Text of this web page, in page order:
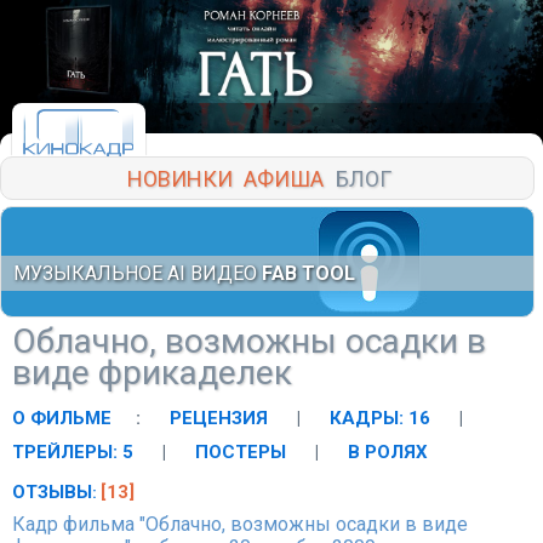
НОВИНКИ АФИША БЛОГ
МУЗЫКАЛЬНОЕ AI ВИДЕО FAB TOOL
Облачно, возможны осадки в
виде фрикаделек
О ФИЛЬМЕ : РЕЦЕНЗИЯ | КАДРЫ: 16
|
ТРЕЙЛЕРЫ: 5
| ПОСТЕРЫ |
В РОЛЯХ
ОТЗЫВЫ: [13]
Кадр фильма "Облачно, возможны осадки в виде